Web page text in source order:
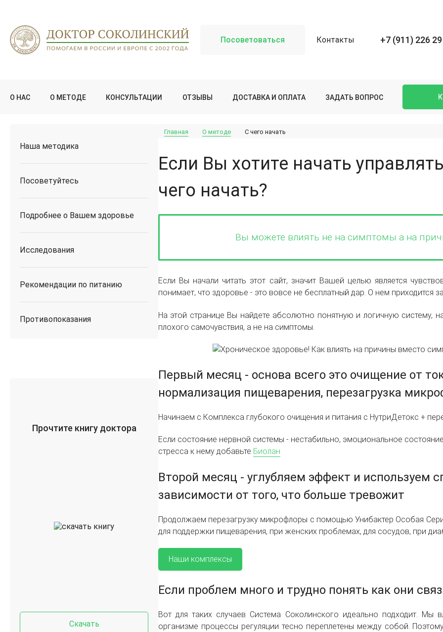
Посоветоваться Контакты +7 (911) 226
О НАС О МЕТОДЕ КОНСУЛЬТАЦИИ ОТЗЫВЫ ДОСТАВКА И ОПЛАТА ЗАДАТЬ ВОПРОС
Наша методика
Посоветуйтесь
Подробнее о Вашем здоровье
Исследования
Рекомендации по питанию
Противопоказания
Прочтите книгу доктора
Скачать
Главная О методе С чего начать
Если Вы хотите начать
чего начать?
Вы можете влиять не на симптомы а на
Если Вы начали читать этот сайт, значит Вашей целью является
понимает, что здоровье - это вовсе не бесплатный дар. О нем приходится
На этой странице Вы найдете абсолютно понятную и логичную систему,
плохого самочувствия, а не на симптомы.
Первый месяц - основа всего это очищение от
нормализация пищеварения, перезагрузка
Начинаем с Комплекса глубокого очищения и питания с НутриДетокс +
Если состояние нервной системы - нестабильно, эмоциональное
стресса к нему добавьте Биолан
Второй месяц - углубляем эффект и используем
зависимости от того, что больше тревожит
Продолжаем перезагрузку микрофлоры с помощью Унибактер Особая
для поддержки пищеварения, при женских проблемах, для сосудов, при
Наши комплексы
Если проблем много и трудно понять как они
Вот для таких случаев Система Соколинского идеально подходит.
организме процессы регуляции тесно переплетены между собой.